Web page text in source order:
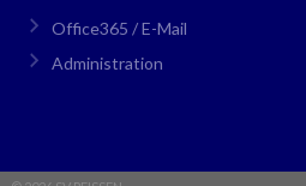
Office365 / E-Mail
Administration